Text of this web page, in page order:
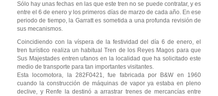
Sólo hay unas fechas en las que este tren no se puede contratar, y es
entre el 6 de enero y los primeros días de marzo de cada año. En ese
periodo de tiempo, la Garratt es sometida a una profunda revisión de
sus mecanismos.
Coincidiendo con la víspera de la festividad del día 6 de enero, el
tren turístico realiza un habitual Tren de los Reyes Magos para que
Sus Majestades entren ufanos en la localidad que ha solicitado este
medio de transporte para tan importantes visitantes.
Esta locomotora, la 282F0421, fue fabricada por B&W en 1960
cuando la construcción de máquinas de vapor ya estaba en pleno
declive, y Renfe la destinó a arrastrar trenes de mercancías entre